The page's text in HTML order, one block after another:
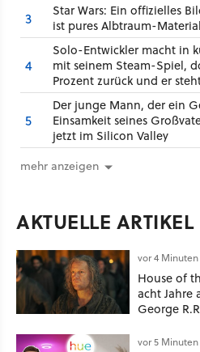
3
Star Wars: Ein offizielles
ist pures Albtraum-Material
4
Solo-Entwickler macht in
mit seinem Steam-Spiel,
Prozent zurück und er
5
Der junge Mann, der ein
Einsamkeit seines
jetzt im Silicon Valley
mehr anzeigen
AKTUELLE ARTIKEL
vor 4 Minuten
House of
acht Jahre
George
vor 5 Minuten